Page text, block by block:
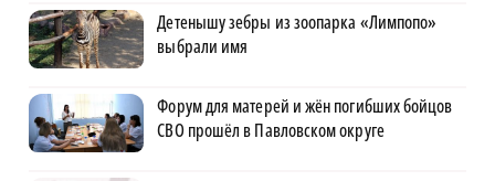
Детенышу зебры из зоопарка «Лимпопо»
выбрали имя
Форум для матерей и жён погибших бойцов
СВО прошёл в Павловском округе